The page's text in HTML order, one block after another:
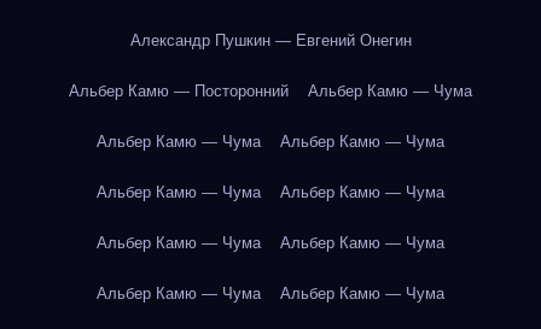
Александр Пушкин — Евгений Онегин
Альбер Камю — Посторонний Альбер Камю — Чума
Альбер Камю — Чума Альбер Камю — Чума
Альбер Камю — Чума Альбер Камю — Чума
Альбер Камю — Чума Альбер Камю — Чума
Альбер Камю — Чума Альбер Камю — Чума